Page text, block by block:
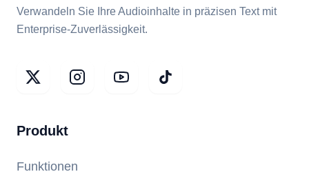
Verwandeln Sie Ihre Audioinhalte in präzisen Text mit
Enterprise-Zuverlässigkeit.
Produkt
Funktionen